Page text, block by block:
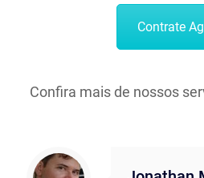
Contrate
Confira mais de nossos